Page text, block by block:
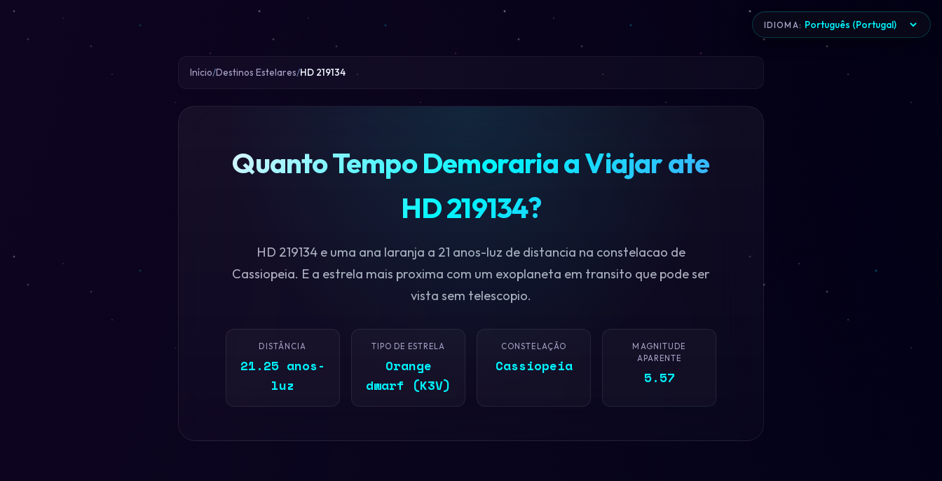
IDIOMA:
Início Destinos Estelares HD 219134
Quanto Tempo Demoraria a Viajar ate
HD 219134?
HD 219134 e uma ana laranja a 21 anos-luz de distancia na constelacao de
Cassiopeia. E a estrela mais proxima com um exoplaneta em transito que pode ser
vista sem telescopio.
DISTÂNCIA
21.25 anos-
luz
TIPO DE ESTRELA
Orange
dwarf (K3V)
CONSTELAÇÃO
Cassiopeia
MAGNITUDE
APARENTE
5.57